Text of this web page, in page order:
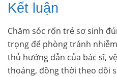
Kết luận
Chăm sóc rốn trẻ sơ sinh
trọng để phòng tránh
thủ hướng dẫn của bác sĩ,
thoáng, đồng thời theo dõi